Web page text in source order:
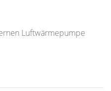
Luftwärmepumpe